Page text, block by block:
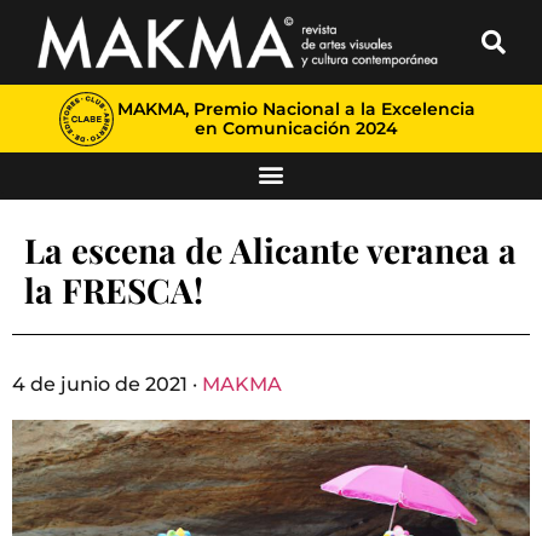
MAKMA, Premio Nacional a la Excelencia
en Comunicación 2024
La escena de Alicante veranea a
la FRESCA!
4 de junio de 2021 · MAKMA